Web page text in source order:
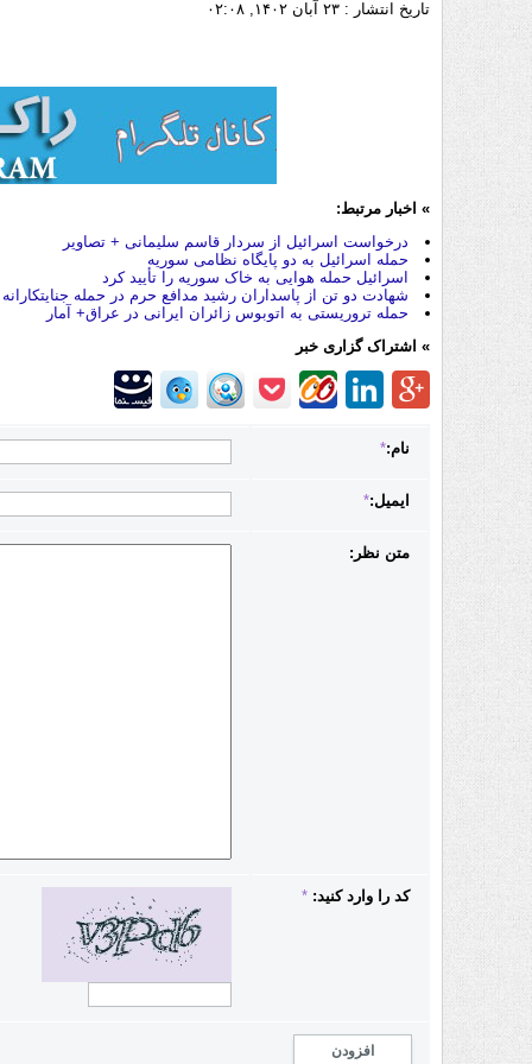
تاریخ انتشار : ۲۳ آبان ۱۴۰۲, ۰۲:۰۸
» اخبار مرتبط:
درخواست اسرائیل از سردار قاسم سلیمانی + تصاویر
حمله اسرائیل به دو پایگاه نظامی سوریه
اسرائیل حمله هوایی به خاک سوریه را تأیید کرد
شهادت دو تن از پاسداران رشید مدافع حرم در حمله
حمله تروریستی به اتوبوس زائران ایرانی در عراق+ آمار
» اشتراک گزاری خبر
نام:*
ایمیل:*
متن نظر:
کد را وارد کنید: *
افزودن